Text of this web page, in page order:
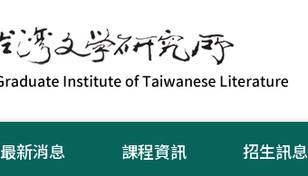
最新消息 課程資訊 招生訊息